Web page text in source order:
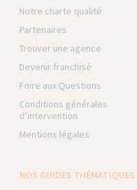
Notre charte qualité
Partenaires
Trouver une agence
Devenir franchisé
Foire aux Questions
Conditions générales
d’intervention
Mentions légales
NOS GUIDES THÉMATIQUES